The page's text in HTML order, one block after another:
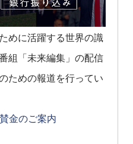
めに活躍する世界の識
組「未来編集」の配信
ための報道を行ってい
金のご案内